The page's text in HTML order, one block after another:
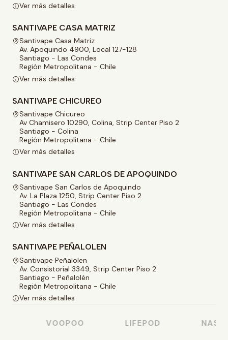
Ver más detalles
SANTIVAPE CASA MATRIZ
Santivape Casa Matriz
Av. Apoquindo 4900, Local 127-128
Santiago - Las Condes
Región Metropolitana - Chile
Ver más detalles
SANTIVAPE CHICUREO
Santivape Chicureo
Av Chamisero 10290, Colina, Strip Center Piso 2
Santiago - Colina
Región Metropolitana - Chile
Ver más detalles
SANTIVAPE SAN CARLOS DE APOQUINDO
Santivape San Carlos de Apoquindo
Av. La Plaza 1250, Strip Center Piso 2
Santiago - Las Condes
Región Metropolitana - Chile
Ver más detalles
SANTIVAPE PEÑALOLEN
Santivape Peñalolen
Av. Consistorial 3349, Strip Center Piso 2
Santiago - Peñalolén
Región Metropolitana - Chile
Ver más detalles
VOOPOO LIFEPOD NASTY